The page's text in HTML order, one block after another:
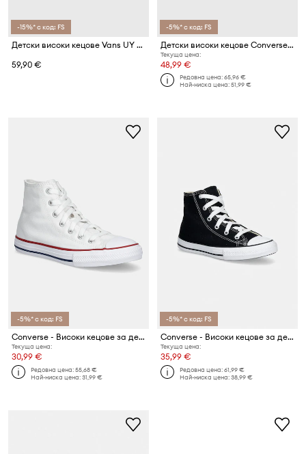
-15%* с код: FS
Детски високи кецове Vans UY SK8-Mid Reissue V VN00018TBD61
59,90 €
-5%* с код: FS
Детски високи кецове Converse Chuck Taylor All Star Lift
Текуща цена:
48,99 €
Редовна цена:65,96 €
Най-ниска цена:51,99 €
-5%* с код: FS
Converse - Високи кецове за деца
Текуща цена:
30,99 €
Редовна цена:55,68 €
Най-ниска цена:31,99 €
-5%* с код: FS
Converse - Високи кецове за деца
Текуща цена:
35,99 €
Редовна цена:61,99 €
Най-ниска цена:38,99 €